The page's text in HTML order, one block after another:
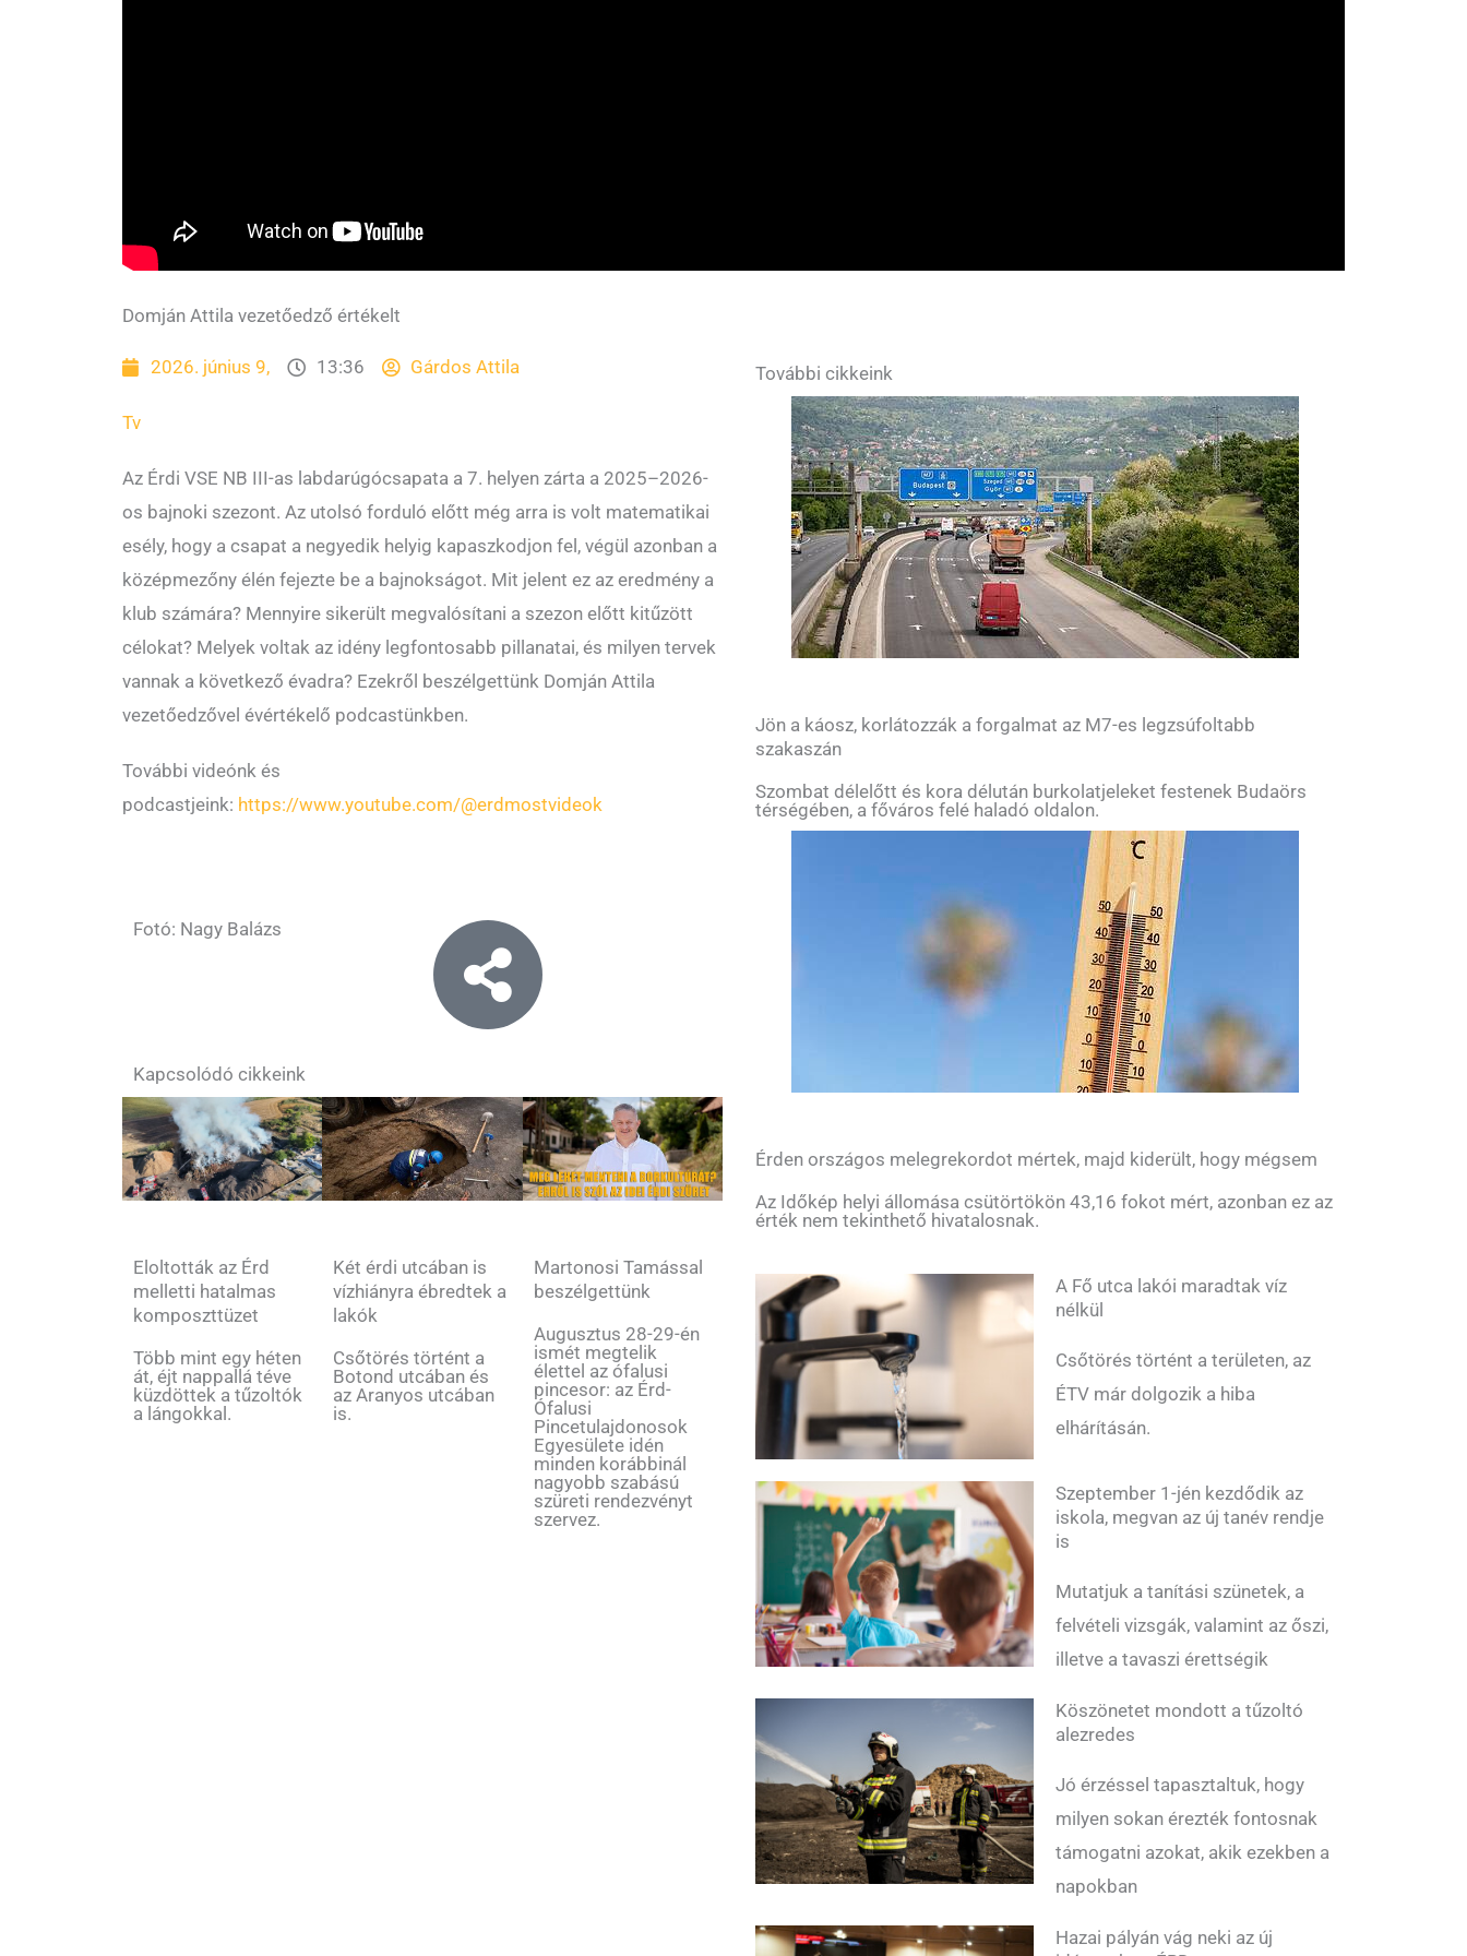
Domján Attila vezetőedző értékelt
2026. június 9, 13:36 Gárdos Attila
Tv
Az Érdi VSE NB III-as labdarúgócsapata a 7. helyen zárta a 2025–2026-
os bajnoki szezont. Az utolsó forduló előtt még arra is volt matematikai
esély, hogy a csapat a negyedik helyig kapaszkodjon fel, végül azonban a
középmezőny élén fejezte be a bajnokságot. Mit jelent ez az eredmény a
klub számára? Mennyire sikerült megvalósítani a szezon előtt kitűzött
célokat? Melyek voltak az idény legfontosabb pillanatai, és milyen tervek
vannak a következő évadra? Ezekről beszélgettünk Domján Attila
vezetőedzővel évértékelő podcastünkben.
További videónk és
podcastjeink: https://www.youtube.com/@erdmostvideok
Fotó: Nagy Balázs
Kapcsolódó cikkeink
Eloltották az Érd
melletti hatalmas
komposzttüzet
Több mint egy héten
át, éjt nappallá téve
küzdöttek a tűzoltók
a lángokkal.
Két érdi utcában is
vízhiányra ébredtek a
lakók
Csőtörés történt a
Botond utcában és
az Aranyos utcában
is.
Martonosi Tamással
beszélgettünk
Augusztus 28-29-én
ismét megtelik
élettel az ófalusi
pincesor: az Érd-
Ófalusi
Pincetulajdonosok
Egyesülete idén
minden korábbinál
nagyobb szabású
szüreti rendezvényt
szervez.
További cikkeink
Jön a káosz, korlátozzák a forgalmat az M7-es legzsúfoltabb
szakaszán
Szombat délelőtt és kora délután burkolatjeleket festenek Budaörs
térségében, a főváros felé haladó oldalon.
Érden országos melegrekordot mértek, majd kiderült, hogy mégsem
Az Időkép helyi állomása csütörtökön 43,16 fokot mért, azonban ez az
érték nem tekinthető hivatalosnak.
A Fő utca lakói maradtak víz
nélkül
Csőtörés történt a területen, az
ÉTV már dolgozik a hiba
elhárításán.
Szeptember 1-jén kezdődik az
iskola, megvan az új tanév rendje
is
Mutatjuk a tanítási szünetek, a
felvételi vizsgák, valamint az őszi,
illetve a tavaszi érettségik
Köszönetet mondott a tűzoltó
alezredes
Jó érzéssel tapasztaltuk, hogy
milyen sokan érezték fontosnak
támogatni azokat, akik ezekben a
napokban
Hazai pályán vág neki az új